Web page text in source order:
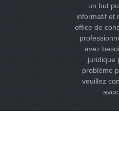
un but
informatif et
office de
avez
juridique
problème
veuillez